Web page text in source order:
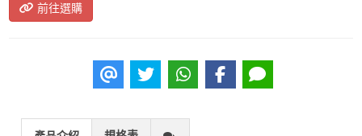
前往選購